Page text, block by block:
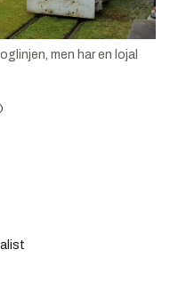
men har en lojal